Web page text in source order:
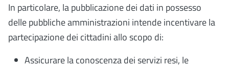
In particolare, la pubblicazione dei dati in possesso
delle pubbliche amministrazioni intende incentivare la
partecipazione dei cittadini allo scopo di:
Assicurare la conoscenza dei servizi resi, le